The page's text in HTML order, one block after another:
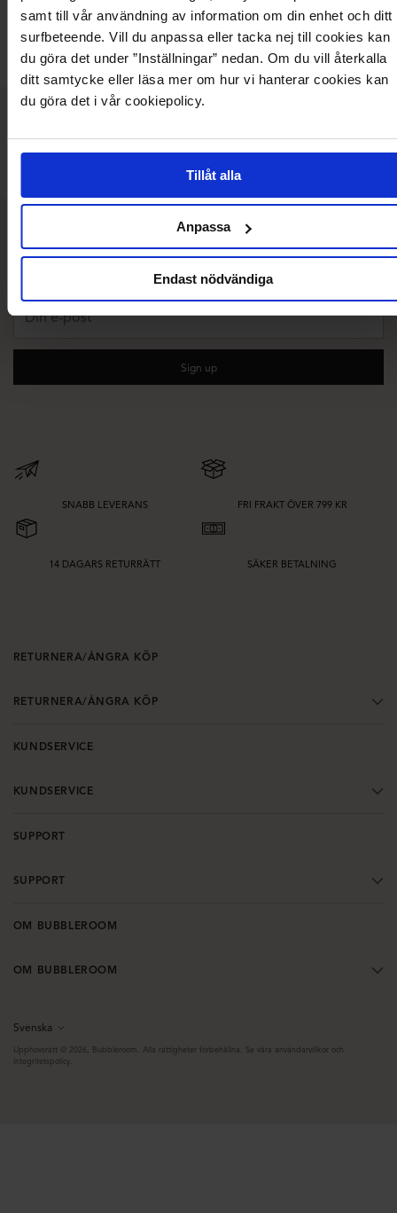
samt till vår användning av information om din enhet och ditt
surfbeteende. Vill du anpassa eller tacka nej till cookies kan
du göra det under ”Inställningar” nedan. Om du vill återkalla
ditt samtycke eller läsa mer om hur vi hanterar cookies kan
du göra det i vår cookiepolicy.
Tillåt alla
Anpassa
Endast nödvändiga
Butterfly Sleeve Mesh Ankle Dress
+5
Soft Suit Flared Trousers
Recycled polyester
Din
e-
Sign up
SNABB LEVERANS FRI FRAKT ÖVER 799 KR
14 DAGARS RETURRÄTT SÄKER BETALNING
RETURNERA/ÅNGRA KÖP
RETURNERA/ÅNGRA KÖP
KUNDSERVICE
KUNDSERVICE
SUPPORT
SUPPORT
OM BUBBLEROOM
OM BUBBLEROOM
Språk
Svenska
Upphovsrätt © 2026, Bubbleroom . Alla rättigheter förbehållna. Se våra användarvillkor och
integritetspolicy.